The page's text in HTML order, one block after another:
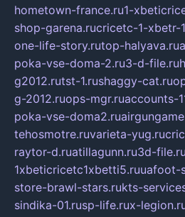
hometown-france.ru1-
shop-garena.rucricetc-1-xbetr-
one-life-story.rutop-halyava.ru
poka-vse-doma-2.ru3-d-file.ru
g2012.rutst-1.rushaggy-cat.ru
g-2012.ruops-mgr.ruaccounts-
poka-vse-doma2.ru
tehosmotre.ruvarieta-yug.ru
raytor-d.ruatillagunn.ru3d-file.ru
1xbeticricetc1xbetti5.ruuafoot-
store-brawl-stars.rukts-
sindika-01.rusp-life.rux-